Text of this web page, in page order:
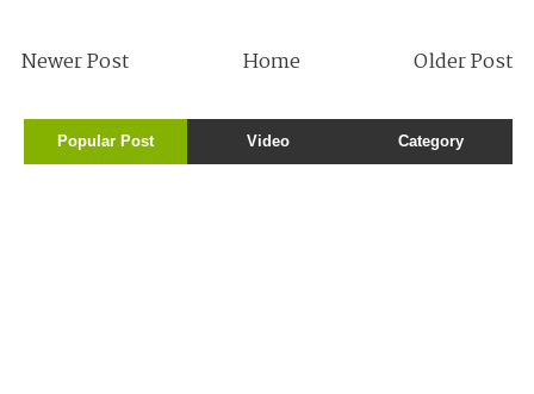
Newer Post Older Post
Home
Popular Post Video Category